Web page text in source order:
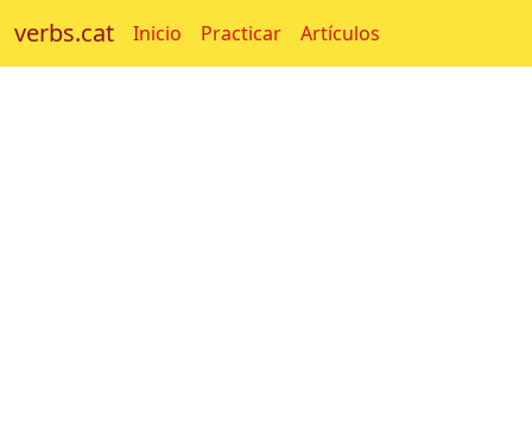
verbs.cat Inicio Practicar Artículos